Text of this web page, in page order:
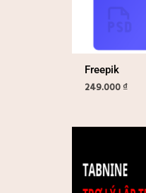
Freepik
249.000₫